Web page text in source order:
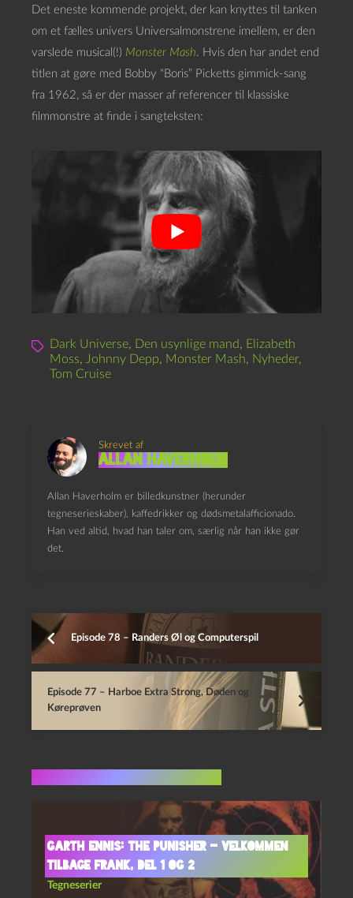
Det eneste kommende projekt, der kan knyttes til tanken
om et fælles univers Universalmonstrene imellem, er den
varslede musical(!) Monster Mash. Hvis den har andet end
titlen at gøre med Bobby “Boris” Picketts gimmick-sang
fra 1962, så er der masser af referencer til klassiske
filmmonstre at finde i sangteksten:
Dark Universe, Den usynlige mand, Elizabeth
Moss, Johnny Depp, Monster Mash, Nyheder,
Tom Cruise
Skrevet af
Allan Haverholm
Allan Haverholm er billedkunstner (herunder
tegneserieskaber), kaffedrikker og dødsmetalafficionado.
Han ved altid, hvad han taler om, særlig når han ikke gør
det.
Episode 78 – Randers Øl og Computerspil
Episode 77 – Harboe Extra Strong, Døden og
Køreprøven
Garth Ennis: The Punisher – Velkommen
tilbage Frank, del 1 og 2
Tegneserier